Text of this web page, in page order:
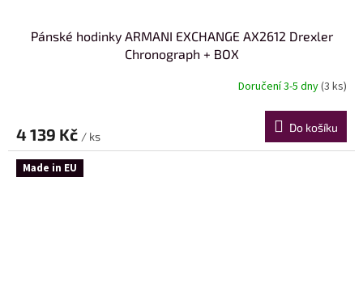
Pánské hodinky ARMANI EXCHANGE AX2612 Drexler
Chronograph + BOX
Doručení 3-5 dny(3 ks)
4 139 Kč / ks
Do košíku
Made in EU